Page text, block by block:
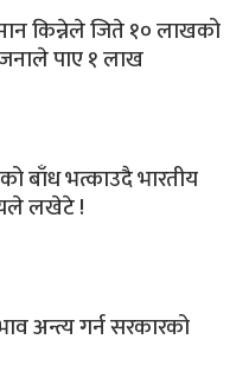
किन्नेले जिते १० लाखको
पाए १ लाख
बाँध भत्काउदै भारतीय
लखेटे !
अन्त्य गर्न सरकारको